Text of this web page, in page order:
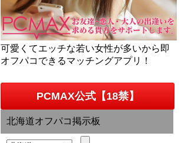
可愛くてエッチな若い女性が多いから即
オフパコできるマッチングアプリ！
PCMAX公式【18禁】
北海道オフパコ掲示板